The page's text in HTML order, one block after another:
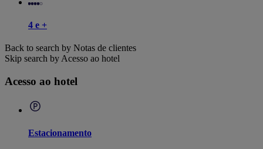
4 e +
Back to search by Notas de clientes
Skip search by Acesso ao hotel
Acesso ao hotel
Estacionamento